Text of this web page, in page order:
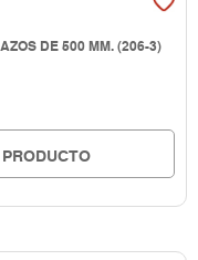
DE 500 MM. (206-3)